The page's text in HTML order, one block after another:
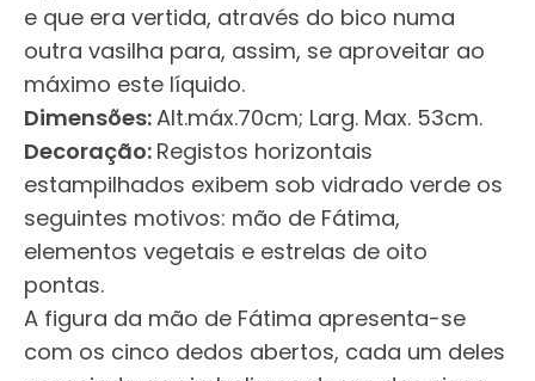
e que era vertida, através do bico numa
outra vasilha para, assim, se aproveitar ao
máximo este líquido.
Dimensões:Alt.máx.70cm; Larg. Max. 53cm.
Decoração: Registos horizontais
estampilhados exibem sob vidrado verde os
seguintes motivos: mão de Fátima,
elementos vegetais e estrelas de oito
pontas.
A figura da mão de Fátima apresenta-se
com os cinco dedos abertos, cada um deles